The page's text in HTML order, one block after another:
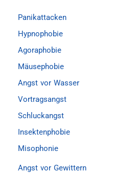
Panikattacken
Hypnophobie
Agoraphobie
Mäusephobie
Angst vor Wasser
Vortragsangst
Schluckangst
Insektenphobie
Misophonie
Angst vor Gewittern